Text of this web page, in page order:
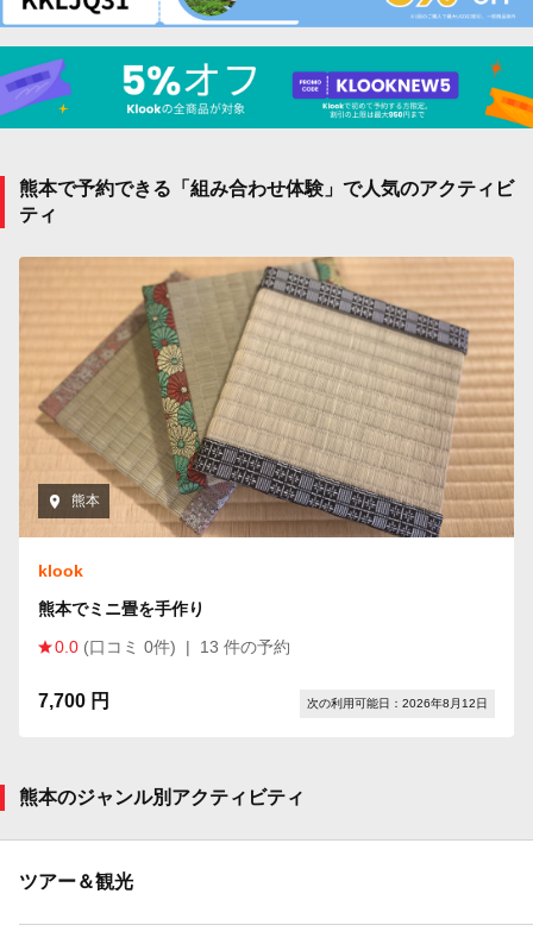
熊本で予約できる「組み合わせ体験」で人気のアクティビ
ティ
熊本
klook
熊本でミニ畳を手作り
0.0 (口コミ 0件) | 13 件の予約
7,700 円 次の利用可能日：2026年8月12日
熊本のジャンル別アクティビティ
ツアー＆観光